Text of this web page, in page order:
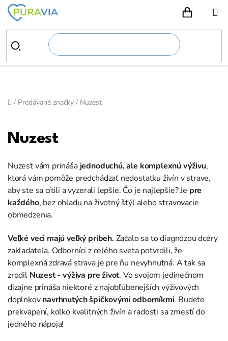
Prejsť
obsah
Domov
/ Predávané značky / Nuzest
Nuzest
Nuzest vám prinášajednoduchú, ale komplexnú výživu,
ktorá vám pomôže predchádzať nedostatku živín v strave,
aby ste sa cítili a vyzerali lepšie. Čo je najlepšie? Je pre
každého, bez ohľadu na životný štýl alebo stravovacie
obmedzenia.
Veľké veci majú veľký príbeh. Začalo sa to diagnózou dcéry
zakladateľa. Odborníci z celého sveta potvrdili, že
komplexná zdravá strava je pre ňu nevyhnutná. A tak sa
zrodil Nuzest - výživa pre život. Vo svojom jedinečnom
dizajne prináša niektoré z najobľúbenejších výživových
doplnkovnavrhnutých špičkovými odborníkmi. Budete
prekvapení, koľko kvalitných živín a radosti sa zmestí do
jedného nápoja!